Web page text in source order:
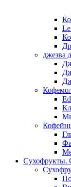
джезва
Сухофрукты.